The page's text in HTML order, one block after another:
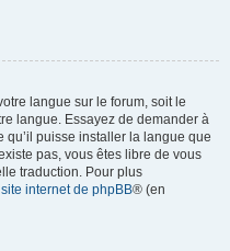
langue sur le forum, soit le
langue. Essayez de demander à
qu’il puisse installer la langue que
pas, vous êtes libre de vous
traduction. Pour plus
site internet de phpBB® (en